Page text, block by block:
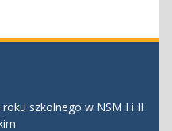
szkolnego w NSM I i II